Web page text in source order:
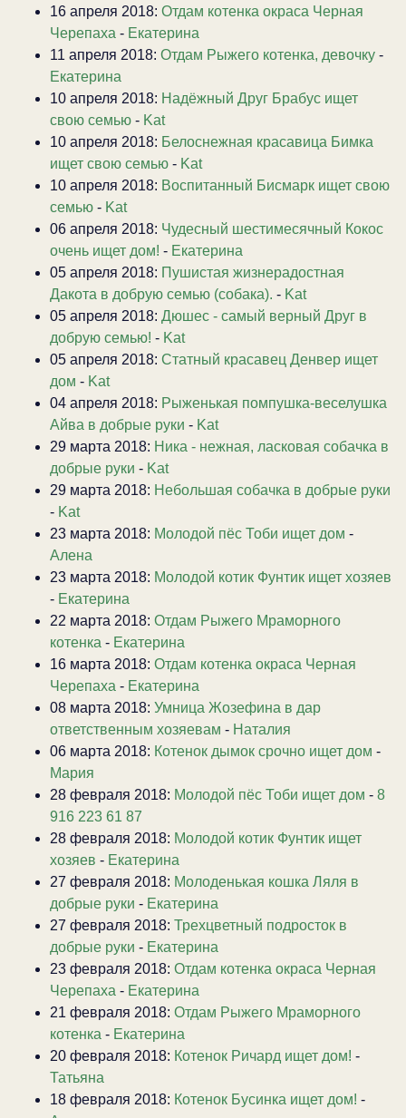
16 апреля 2018: Отдам котенка окраса Черная
Черепаха - Екатерина
11 апреля 2018: Отдам Рыжего котенка, девочку -
Екатерина
10 апреля 2018: Надёжный Друг Брабус ищет
свою семью - Kat
10 апреля 2018: Белоснежная красавица Бимка
ищет свою семью - Kat
10 апреля 2018: Воспитанный Бисмарк ищет свою
семью - Kat
06 апреля 2018: Чудесный шестимесячный Кокос
очень ищет дом! - Екатерина
05 апреля 2018: Пушистая жизнерадостная
Дакота в добрую семью (собака). - Kat
05 апреля 2018: Дюшес - самый верный Друг в
добрую семью! - Kat
05 апреля 2018: Статный красавец Денвер ищет
дом - Kat
04 апреля 2018: Рыженькая помпушка-веселушка
Айва в добрые руки - Kat
29 марта 2018: Ника - нежная, ласковая собачка в
добрые руки - Kat
29 марта 2018: Небольшая собачка в добрые руки
- Kat
23 марта 2018: Молодой пёс Тоби ищет дом -
Алена
23 марта 2018: Молодой котик Фунтик ищет хозяев
- Екатерина
22 марта 2018: Отдам Рыжего Мраморного
котенка - Екатерина
16 марта 2018: Отдам котенка окраса Черная
Черепаха - Екатерина
08 марта 2018: Умница Жозефина в дар
ответственным хозяевам - Наталия
06 марта 2018: Котенок дымок срочно ищет дом -
Мария
28 февраля 2018: Молодой пёс Тоби ищет дом - 8
916 223 61 87
28 февраля 2018: Молодой котик Фунтик ищет
хозяев - Екатерина
27 февраля 2018: Молоденькая кошка Ляля в
добрые руки - Екатерина
27 февраля 2018: Трехцветный подросток в
добрые руки - Екатерина
23 февраля 2018: Отдам котенка окраса Черная
Черепаха - Екатерина
21 февраля 2018: Отдам Рыжего Мраморного
котенка - Екатерина
20 февраля 2018: Котенок Ричард ищет дом! -
Татьяна
18 февраля 2018: Котенок Бусинка ищет дом! -